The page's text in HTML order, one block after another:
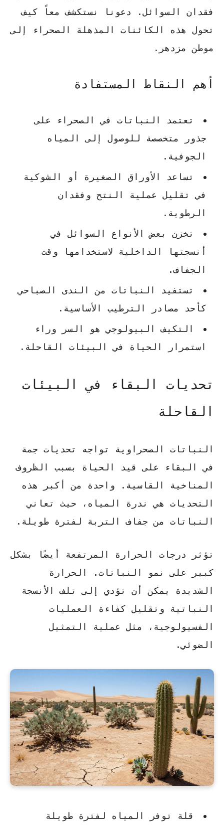
فقدان السوائل. دعونا نستكشف معاً كيف
تحول هذه الكائنات المذهلة الصحراء إلى
موطن مزدهر.
أهم النقاط المستفادة
تعتمد النباتات في الصحراء على
جذور متخصصة للوصول إلى المياه
الجوفية.
تساعد الأوراق الصغيرة أو الشوكية
في تقليل عملية النتح وفقدان
الرطوبة.
تخزن بعض الأنواع السوائل في
أنسجتها الداخلية لاستخدامها وقت
الجفاف.
تستفيد النباتات من الندى الصباحي
كأحد مصادر الترطيب الأساسية.
التكيف البيولوجي هو السر وراء
استمرار الحياة في البيئات القاحلة.
تحديات البقاء في البيئات
القاحلة
النباتات الصحراوية تواجه تحديات جمة
في البقاء على قيد الحياة بسبب الظروف
المناخية القاسية. واحدة من أكبر هذه
التحديات هي ندرة المياه، حيث تعاني
النباتات من جفاف التربة لفترة طويلة.
تؤثر درجات الحرارة المرتفعة أيضًا بشكل
كبير على نمو النباتات.
الحرارة
الشديدة يمكن أن تؤدي إلى تلف الأنسجة
النباتية وتقليل كفاءة العمليات
الفسيولوجية ، مثل عملية التمثيل
الضوئي.
قلة توفر المياه لفترة طويلة